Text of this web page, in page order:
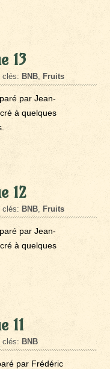
13
clés: BNB, Fruits
par Jean-
à quelques
12
clés: BNB, Fruits
par Jean-
à quelques
11
clés: BNB
par Frédéric